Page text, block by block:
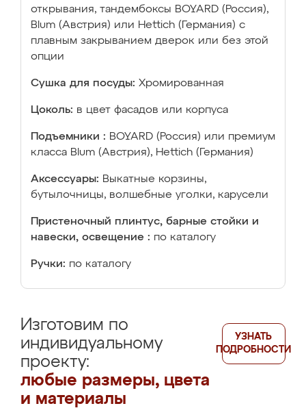
открывания, тандембоксы BOYARD (Россия),
Blum (Австрия) или Hettich (Германия) с
плавным закрыванием дверок или без этой
опции
Сушка для посуды: Хромированная
Цоколь: в цвет фасадов или корпуса
Подъемники : BOYARD (Россия) или премиум
класса Blum (Австрия), Hettich (Германия)
Аксессуары: Выкатные корзины,
бутылочницы, волшебные уголки, карусели
Пристеночный плинтус, барные стойки и
навески, освещение : по каталогу
Ручки: по каталогу
Изготовим по
индивидуальному
проекту:
любые размеры, цвета
и материалы
УЗНАТЬ
ПОДРОБНОСТИ